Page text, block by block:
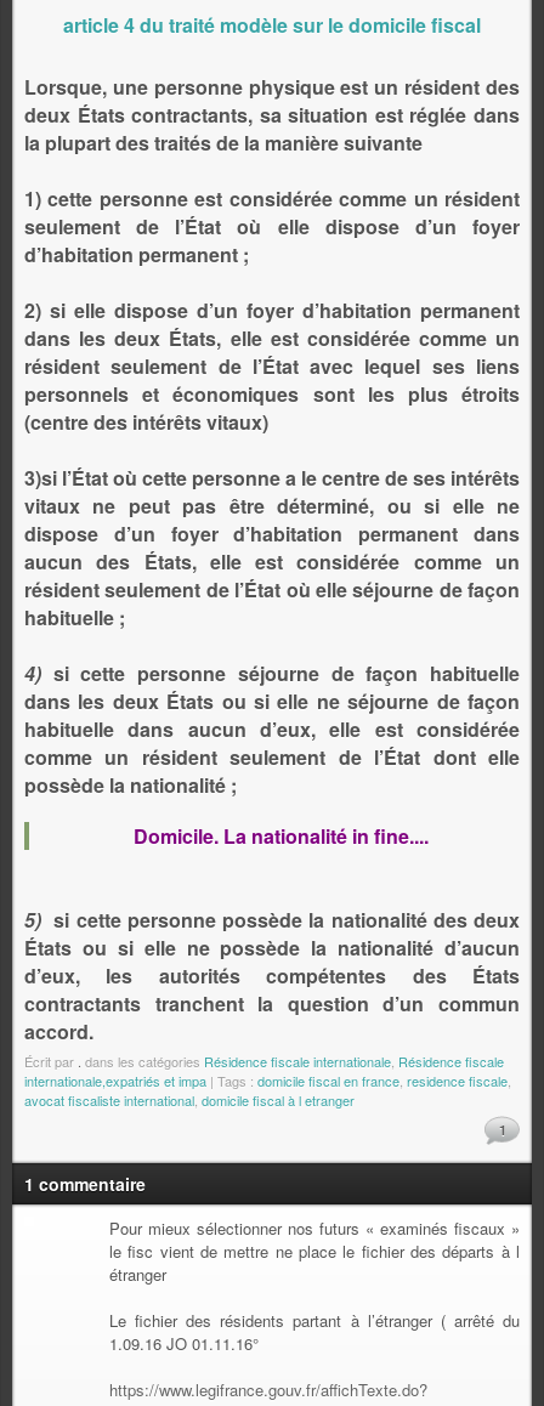
article 4 du traité modèle sur le domicile fiscal
Lorsque, une personne physique est un résident des
deux États contractants, sa situation est réglée dans
la plupart des traités de la manière suivante
1) cette personne est considérée comme un résident
seulement de l’État où elle dispose d’un foyer
d’habitation permanent ;
2) si elle dispose d’un foyer d’habitation permanent
dans les deux États, elle est considérée comme un
résident seulement de l’État avec lequel ses liens
personnels et économiques sont les plus étroits
(centre des intérêts vitaux)
3)si l’État où cette personne a le centre de ses intérêts
vitaux ne peut pas être déterminé, ou si elle ne
dispose d’un foyer d’habitation permanent dans
aucun des États, elle est considérée comme un
résident seulement de l’État où elle séjourne de façon
habituelle ;
4) si cette personne séjourne de façon habituelle
dans les deux États ou si elle ne séjourne de façon
habituelle dans aucun d’eux, elle est considérée
comme un résident seulement de l’État dont elle
possède la nationalité ;
Domicile. La nationalité in fine....
5) si cette personne possède la nationalité des deux
États ou si elle ne possède la nationalité d’aucun
d’eux, les autorités compétentes des États
contractants tranchent la question d’un commun
accord.
Écrit par dans les catégories Résidence fiscale internationale Résidence fiscale
internationale,expatriés et impa | Tags : domicile fiscal en france residence fiscale
avocat fiscaliste international domicile fiscal à l etranger
1
1 commentaire
Pour mieux sélectionner nos futurs « examinés fiscaux »
le fisc vient de mettre ne place le fichier des départs à l
étranger
Le fichier des résidents partant à l’étranger ( arrêté du
1.09.16 JO 01.11.16°
https://www.legifrance.gouv.fr/affichTexte.do?